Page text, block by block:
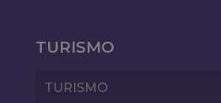
TURISMO
TURISMO